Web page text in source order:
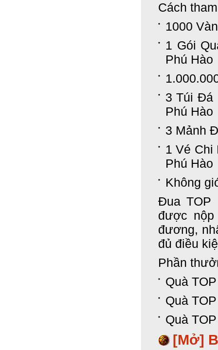
Cách
1000
1 Gói
Phú Hào
3 Túi Đá
Phú Hào
3 Mảnh
1 Vé Chi
Phú Hào
Không
Đua TOP
được
đương,
đủ điều
Phần
Quà
Quà
Quà
[Mở]